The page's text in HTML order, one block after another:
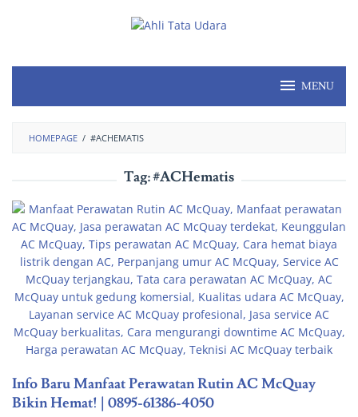
MENU
HOMEPAGE / #ACHEMATIS
Tag:#ACHematis
Info Baru Manfaat Perawatan Rutin AC McQuay
Bikin Hemat! | 0895-61386-4050